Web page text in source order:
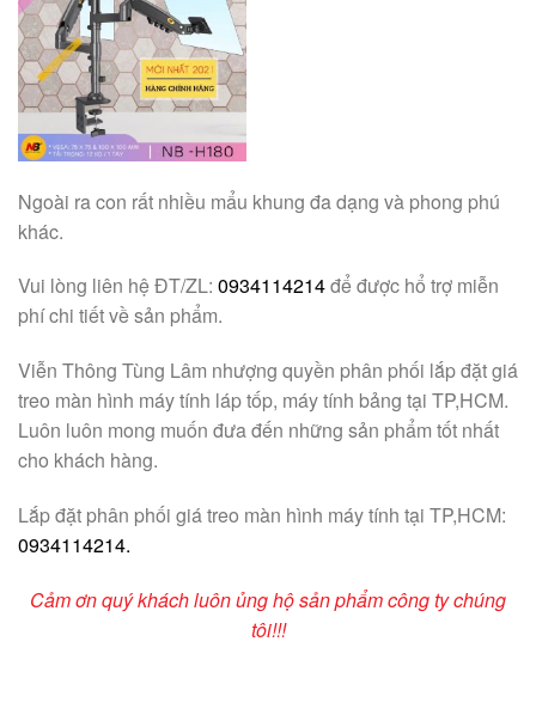
Ngoài ra con rất nhiều mẩu khung đa dạng và phong phú
khác.
Vui lòng liên hệ ĐT/ZL: 0934114214để được hổ trợ miễn
phí chi tiết về sản phẩm.
Viễn Thông Tùng Lâm nhượng quyền phân phối lắp đặt giá
treo màn hình máy tính láp tốp, máy tính bảng tại TP,HCM.
Luôn luôn mong muốn đưa đến những sản phẩm tốt nhất
cho khách hàng.
Lắp đặt phân phối giá treo màn hình máy tính tại TP,HCM:
0934114214.
Cảm ơn quý khách luôn ủng hộ sản phẩm công ty chúng
tôi!!!